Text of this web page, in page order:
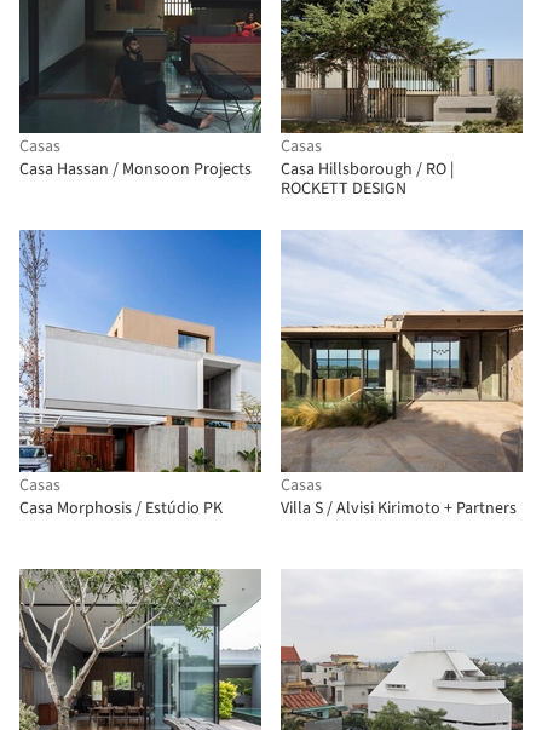
Casas
Casa Hassan / Monsoon Projects
Casas
Casa Hillsborough / RO |
ROCKETT DESIGN
Casas
Casa Morphosis / Estúdio PK
Casas
Villa S / Alvisi Kirimoto + Partners